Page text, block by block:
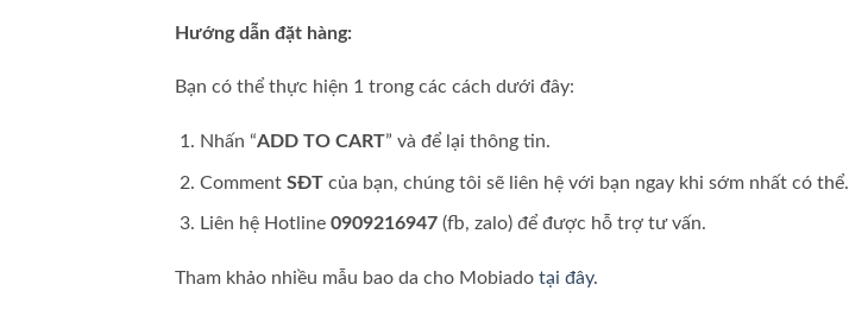
Hướng dẫn đặt hàng:
Bạn có thể thực hiện 1 trong các cách dưới đây:
Nhấn “ADD TO CART” và để lại thông tin.
CommentSĐTcủa bạn, chúng tôi sẽ liên hệ với bạn ngay khi sớm nhất có thể.
Liên hệ Hotline0909216947(fb, zalo) để được hỗ trợ tư vấn.
Tham khảo nhiều mẫu bao da cho Mobiado tại đây.